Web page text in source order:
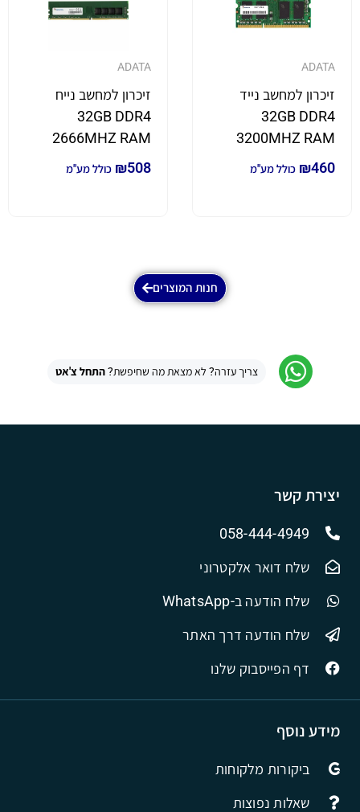
ADATA
זיכרון למחשב נייד
32GB DDR4
3200MHZ RAM
₪460 כולל מע"מ
ADATA
זיכרון למחשב נייח
32GB DDR4
2666MHZ RAM
₪508 כולל מע"מ
חנות המוצרים
צריך עזרה? לא מצאת מה שחיפשת?התחל צ'אט
מידע נוסף
ביקורות מלקוחות
שאלות נפוצות
יצירת קשר
058-444-4949
שלח דואר אלקטרוני
שלח הודעה ב-WhatsApp
שלח הודעה דרך האתר
דף הפייסבוק שלנו